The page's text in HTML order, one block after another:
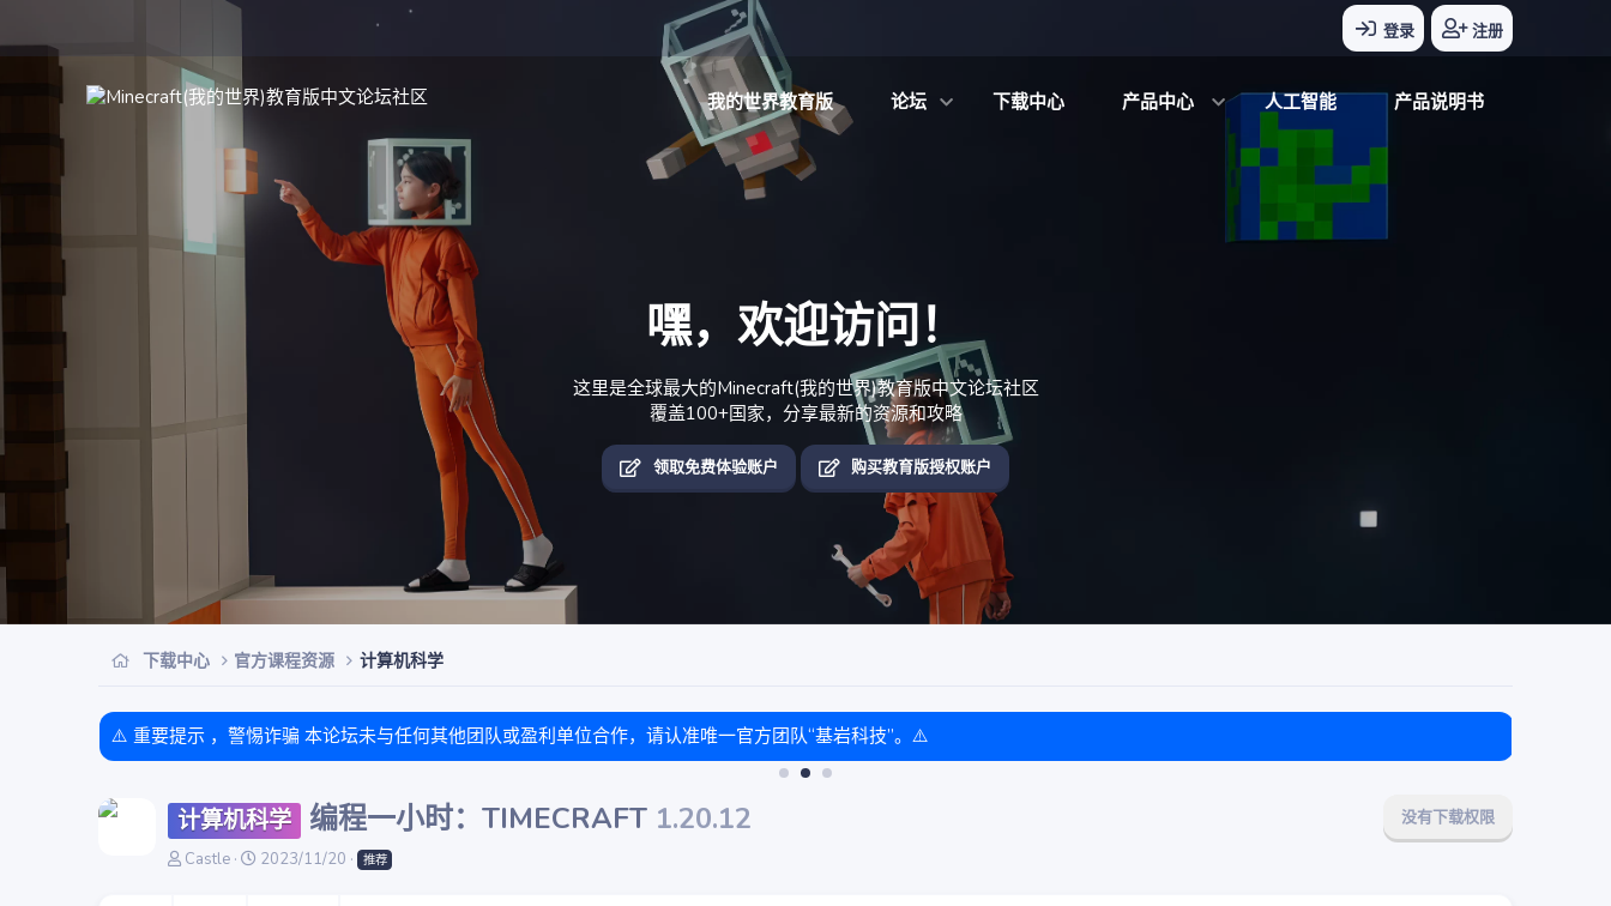
登录 注册
我的世界教育版 论坛 下载中心 产品中心 人工智能 产品说明书
嘿，欢迎访问！
这里是全球最大的Minecraft(我的世界)教育版中文论坛社区
覆盖100+国家，分享最新的资源和攻略
领取免费体验账户 购买教育版授权账户
下载中心 官方课程资源 计算机科学
⚠️ 重要提示 ，警惕诈骗 本论坛未与任何其他团队或盈利单位合作，请认准唯一官方团队“基岩科技”。⚠️
计算机科学 编程一小时：TIMECRAFT 1.20.12
没有下载权限
作
Castle
创
2023/11/20 推荐